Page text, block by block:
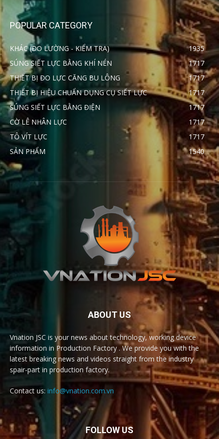
POPULAR CATEGORY
KHÁC (ĐO LƯỜNG - KIỂM TRA)
1935
SÚNG SIẾT LỰC BẰNG KHÍ NÉN
1717
THIẾT BỊ ĐO LỰC CĂNG BU LÔNG
1717
THIẾT BỊ HIỆU CHUẨN DỤNG CỤ SIẾT LỰC
1717
SÚNG SIẾT LỰC BẰNG ĐIỆN
1717
CỜ LÊ NHÂN LỰC
1717
TÔ VÍT LỰC
1717
SẢN PHẨM
1540
ABOUT US
Vnation JSC is your news about technology, working device
information in Production Factory . We provide you with the
latest breaking news and videos straight from the industry
spair-part in production factory.
Contact us: info@vnation.com.vn
FOLLOW US